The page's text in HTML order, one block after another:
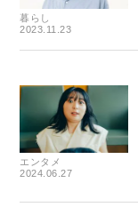
暮らし
2023.11.23
エンタメ
2024.06.27